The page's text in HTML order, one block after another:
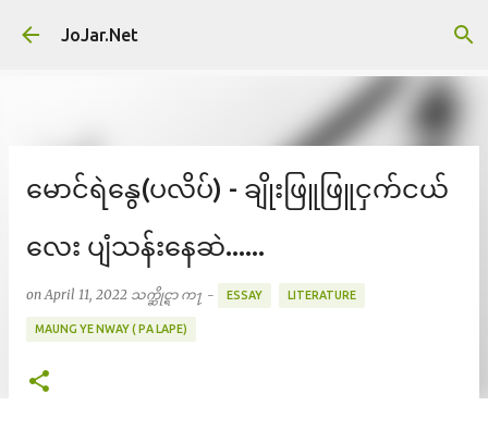
JoJar.Net
မောင်ရဲနွေ(ပလိပ်) - ချိုးဖြူဖြူငှက်ငယ်
လေး ပျံသန်းနေဆဲ......
on April 11, 2022 သက္ဆိုင္ရာ က႑ - ESSAY LITERATURE
MAUNG YE NWAY ( PA LAPE)